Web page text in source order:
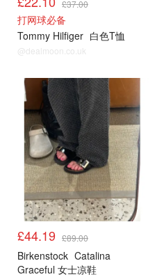
£37.00
打网球必备
Tommy Hilfiger 白色T恤
@dealmoon.co.uk
£44.19 £89.00
Birkenstock Catalina
Graceful 女士凉鞋